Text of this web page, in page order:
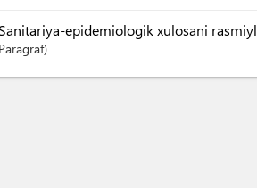
Sanitariya-epidemiologik xulosani
Paragraf)